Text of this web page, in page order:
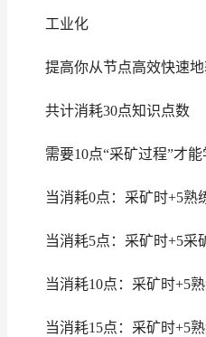
工业化
提高你从节点高效快速地
共计消耗30点知识点数
需要10点“采矿过程”才能
当消耗0点：采矿时+5熟
当消耗5点：采矿时+5采
当消耗10点：采矿时+5熟
当消耗15点：采矿时+5熟